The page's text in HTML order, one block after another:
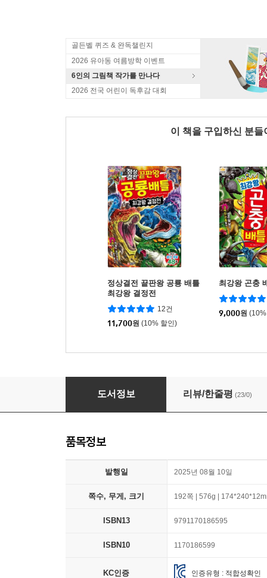
골든벨 퀴즈 & 완독챌린지
2026 유아동 여름방학 이벤트
6인의 그림책 작가를 만나다
2026 전국 어린이 독후감 대회
이 책을 구입하신 분
정상결전 끝판왕 공룡 배틀
최강왕 결정전
12건
11,700원 (10% 할인)
최강왕 곤충
9,000원
정상결전 이종 수중 생물 올스타 대결전
도서정보 리뷰/한줄평 (23/0)
품목정보
발행일 2025년 08월 10일
쪽수, 무게, 크기 192쪽 | 576g |
ISBN13 9791170186595
ISBN10 1170186599
KC인증 인증유형 : 적합성확인